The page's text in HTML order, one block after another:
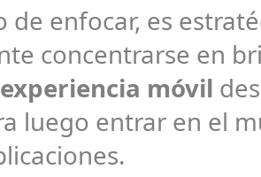
de enfocar, es
concentrarse en
experiencia móvil
luego entrar en el